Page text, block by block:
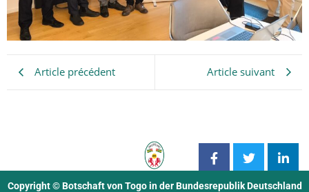
Article précédent Article suivant
Copyright © Botschaft von Togo in der Bundesrepublik Deutschland